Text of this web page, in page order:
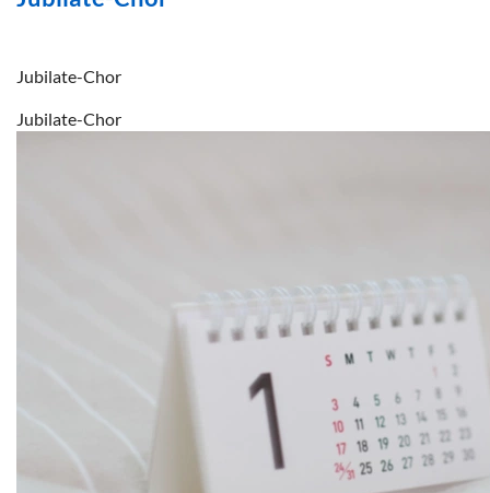
Jubilate-Chor
Jubilate-Chor